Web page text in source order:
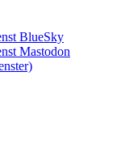
BlueSky
Mastodon